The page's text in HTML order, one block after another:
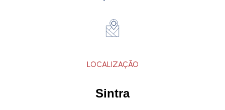
LOCALIZAÇÃO
Sintra